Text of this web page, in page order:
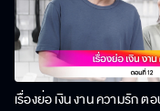
เรื่องย่อ เงิน งาน ความรัก ต